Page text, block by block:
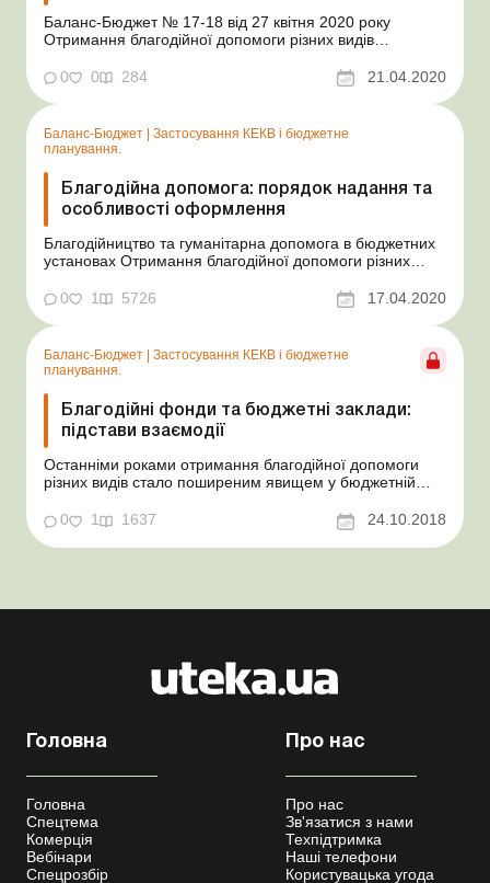
Баланс-Бюджет № 17-18 від 27 квітня 2020 року
Отримання благодійної допомоги різних видів
бюджетній сфері. Завдяки додатковим надходженням
коштів (товарів, робіт чи послуг) від благодійників
бюджетні установи мають змогу підтримувати свою
діяльність...
0 0 284 21.04.2020
Баланс-Бюджет
Застосування КЕКВ і бюджетне
планування.
Благодійна допомога: порядок надання та
особливості оформлення
Благодійництво та гуманітарна допомога в бюджетних
установах Отримання благодійної допомоги різних
явищем у бюджетній сфері. Завдяки додатковим
надходженням коштів (товарів, робіт чи послуг) від
благодійників бюджетні установи мають змогу
підтримувати св...
0 1 5726 17.04.2020
Баланс-Бюджет
Застосування КЕКВ і бюджетне
планування.
Благодійні фонди та бюджетні заклади:
підстави взаємодії
Останніми роками отримання благодійної допомоги
різних видів стало поширеним явищем у бюджетній
організацій бюджетні установи мають можливість
підтримувати свою діяльність на належному рівні,
попри хронічне недофінансування з боку держави.
0 1 1637 24.10.2018
Головна
Головна
Спецтема
Комерція
Вебінари
Спецрозбір
Про нас
Про нас
Зв'язатися з нами
Техпідтримка
Наші телефони
Користувацька угода